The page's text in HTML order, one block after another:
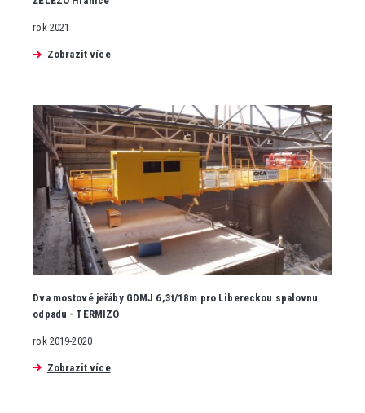
rok 2021
Zobrazit více
Dva mostové jeřáby GDMJ 6,3t/18m pro Libereckou spalovnu
odpadu - TERMIZO
rok 2019-2020
Zobrazit více